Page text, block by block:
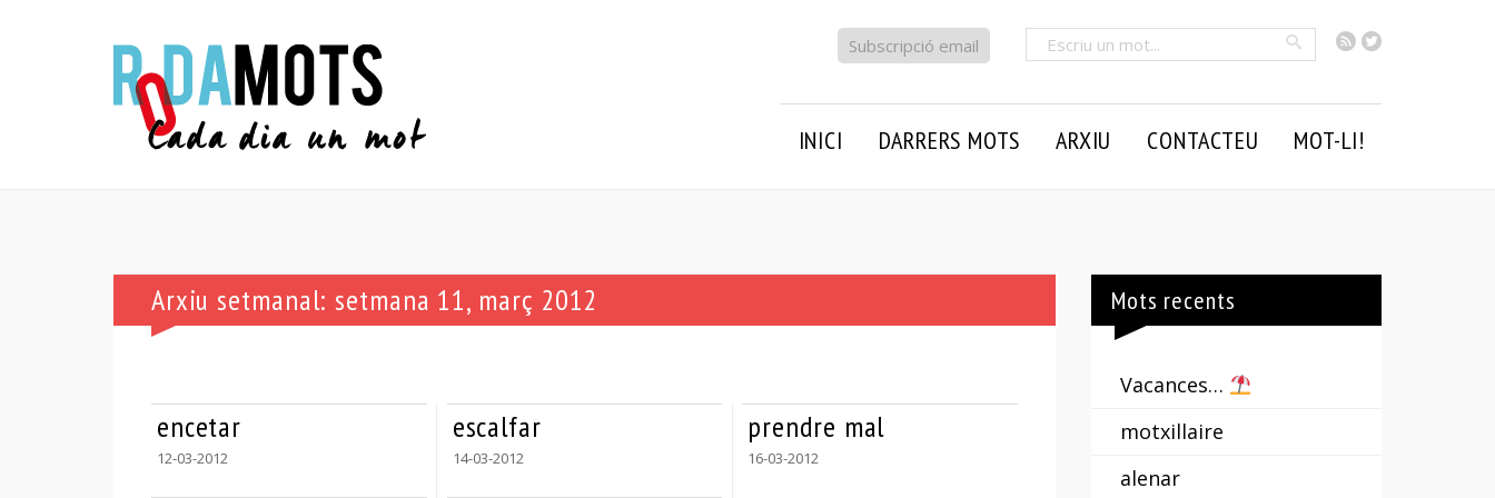
RSSTwitter
Cercar
Subscripció email
INICI DARRERS MOTS ARXIU CONTACTEU MOT-LI!
Arxiu setmanal: setmana 11, març 2012
encetar
12-03-2012
escalfar
14-03-2012
prendre mal
16-03-2012
Mots recents
Vacances…
motxillaire
alenar